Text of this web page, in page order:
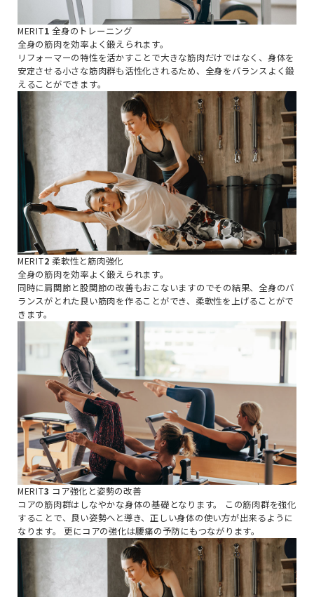
MERIT1 全身のトレーニング
全身の筋肉を効率よく鍛えられます。
リフォーマーの特性を活かすことで大きな筋肉だけではなく、身体を
安定させる小さな筋肉群も活性化されるため、全身をバランスよく鍛
えることができます。
MERIT2 柔軟性と筋肉強化
全身の筋肉を効率よく鍛えられます。
同時に肩関節と股関節の改善もおこないますのでその結果、全身のバ
ランスがとれた良い筋肉を作ることができ、柔軟性を上げることがで
きます。
MERIT3 コア強化と姿勢の改善
コアの筋肉群はしなやかな身体の基礎となります。
この筋肉群を強化
することで、良い姿勢へと導き、正しい身体の使い方が出来るように
なります。
更にコアの強化は腰痛の予防にもつながります。